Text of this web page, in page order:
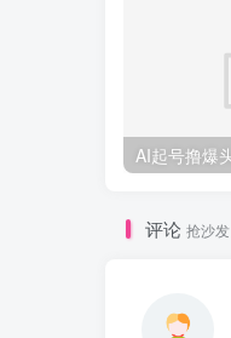
评论 抢沙发